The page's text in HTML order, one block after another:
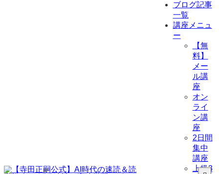
ブログ記事
一覧
講座メニュ
ー
【無
料】
メー
ル講
座
オン
ライ
ン講
座
2日間
集中
講座
上級3